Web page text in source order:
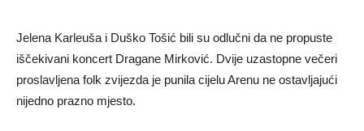
Jelena Karleuša i Duško Tošić bili su odlučni da ne propuste
iščekivani koncert Dragane Mirković. Dvije uzastopne večeri
proslavljena folk zvijezda je punila cijelu Arenu ne ostavljajući
nijedno prazno mjesto.